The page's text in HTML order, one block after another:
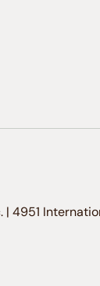
| 4951